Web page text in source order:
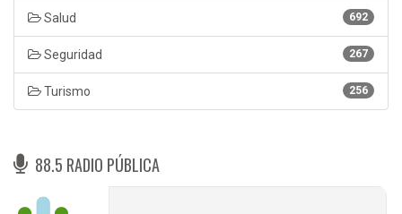
692
Salud
267
Seguridad
256
Turismo
88.5 RADIO PÚBLICA